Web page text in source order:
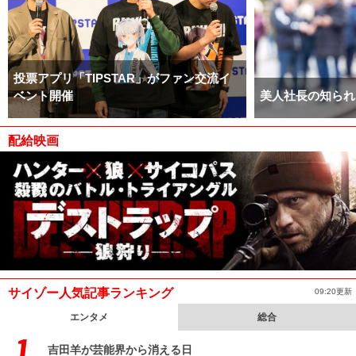
投票アプリ「TIPSTAR」がファン交流イ
ベント開催
美人社長の知ら
配給映画
サイゾー人気記事ランキング 09:20更新
エンタメ 総合
吉田羊が芸能界から消える日